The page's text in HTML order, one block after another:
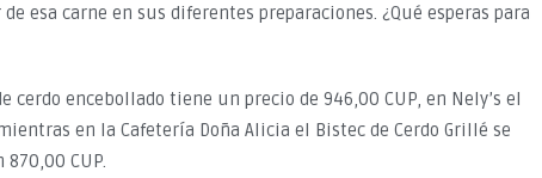
esa carne en sus diferentes preparaciones. ¿Qué esperas para
cerdo encebollado tiene un precio de 946,00 CUP, en Nely’s el
en la Cafetería Doña Alicia el Bistec de Cerdo Grillé se
870,00 CUP.